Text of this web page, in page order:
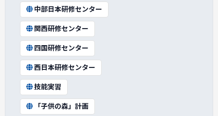
中部日本研修センター
関西研修センター
四国研修センター
西日本研修センター
技能実習
「子供の森」計画